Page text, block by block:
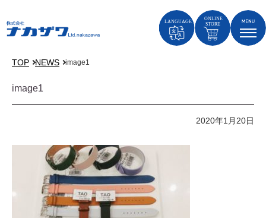
TOP NEWS image1
image1
2020年1月20日